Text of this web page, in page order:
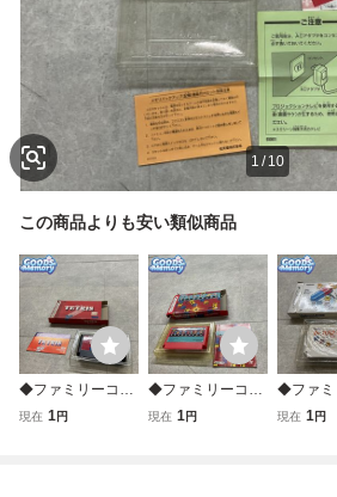
1 / 10
この商品よりも安い類似商品
◆ファミリーコン
ピューター/ファミ
現在 1円
◆ファミリーコン
ピューター/ファミ
現在 1円
◆ファミ
ピュータ
現在 1円